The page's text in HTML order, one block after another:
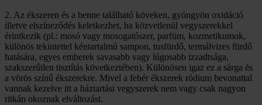
2. Az ékszeren és a benne található köveken, gyöngyön oxidáció
illetve elszíneződés keletkezhet, ha közvetlenül vegyszerekkel
érintkezik (pl.: mosó vagy mosogatószer, parfüm, kozmetikumok,
különös tekintettel kéntartalmú sampon, tusfürdő, termálvizes fürdő
hatására, egyes emberek savasabb vagy lúgosabb izzadtsága,
szakszerűtlen tisztítás következtében). Különösen igaz ez a sárga és
a vörös színű ékszerekre. Mivel a fehér ékszerek ródium bevonattal
vannak kezelve itt a háztartási vegyszerek nem vagy csak nagyon
ritkán okoznak elváltozást.